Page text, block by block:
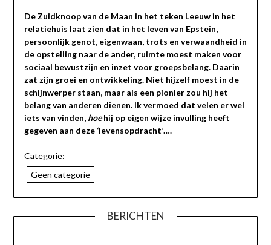
De Zuidknoop van de Maan in het teken Leeuw in het
relatiehuis laat zien dat in het leven van Epstein,
persoonlijk genot, eigenwaan, trots en verwaandheid in
de opstelling naar de ander, ruimte moest maken voor
sociaal bewustzijn en inzet voor groepsbelang. Daarin
zat zijn groei en ontwikkeling. Niet hijzelf moest in de
schijnwerper staan, maar als een pionier zou hij het
belang van anderen dienen. Ik vermoed dat velen er wel
iets van vinden, hoehij op eigen wijze invulling heeft
gegeven aan deze ‘levensopdracht’….
Categorie:
Geen categorie
BERICHTEN